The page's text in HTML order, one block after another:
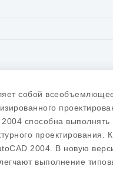
собой
способна выполнять
2004. В новую
выполнение